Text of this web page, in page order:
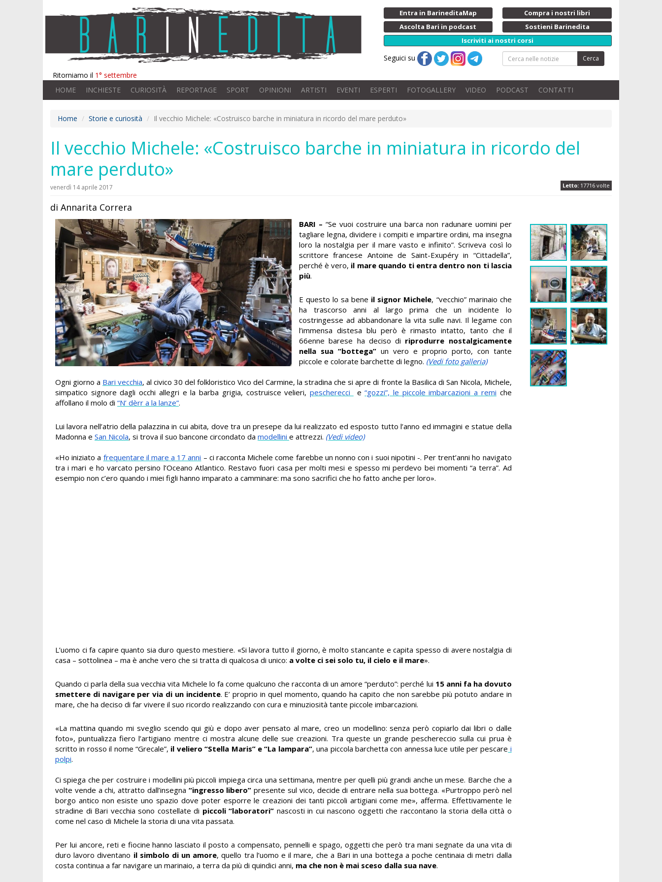
Ritorniamo il 1° settembre
Entra in BarineditaMap
Compra i nostri libri
Ascolta Bari in podcast
Sostieni Barinedita
Iscriviti ai nostri corsi
Seguici su Cerca
HOME INCHIESTE CURIOSITÀ REPORTAGE SPORT OPINIONI ARTISTI EVENTI ESPERTI FOTOGALLERY VIDEO PODCAST CONTATTI
Home Storie e curiosità Il vecchio Michele: «Costruisco barche in miniatura in ricordo del mare perduto»
Il vecchio Michele: «Costruisco barche in miniatura in ricordo del
mare perduto»
Letto: 17716 volte
venerdì 14 aprile 2017
di Annarita Correra
BARI – “Se vuoi costruire una barca non radunare uomini per
tagliare legna, dividere i compiti e impartire ordini, ma insegna
loro la nostalgia per il mare vasto e infinito”. Scriveva così lo
scrittore francese Antoine de Saint-Exupéry in “Cittadella”,
perché è vero, il mare quando ti entra dentro non ti lascia
più.
E questo lo sa bene il signor Michele, “vecchio” marinaio che
ha trascorso anni al largo prima che un incidente lo
costringesse ad abbandonare la vita sulle navi. Il legame con
l’immensa distesa blu però è rimasto intatto, tanto che il
66enne barese ha deciso di riprodurre nostalgicamente
nella sua “bottega” un vero e proprio porto, con tante
piccole e colorate barchette di legno. (Vedi foto galleria)
Ogni giorno a Bari vecchia, al civico 30 del folkloristico Vico del Carmine, la stradina che si apre di fronte la Basilica di San Nicola, Michele,
simpatico signore dagli occhi allegri e la barba grigia, costruisce velieri,pescherecci e“gozzi”, le piccole imbarcazioni a remi che
affollano il molo di “N’ dèrr a la lanze”.
Lui lavora nell’atrio della palazzina in cui abita, dove tra un presepe da lui realizzato ed esposto tutto l’anno ed immagini e statue della
Madonna e San Nicola, si trova il suo bancone circondato da modellini e attrezzi. (Vedi video)
«Ho iniziato a frequentare il mare a 17 anni – ci racconta Michele come farebbe un nonno con i suoi nipotini -. Per trent’anni ho navigato
tra i mari e ho varcato persino l’Oceano Atlantico. Restavo fuori casa per molti mesi e spesso mi perdevo bei momenti “a terra”. Ad
esempio non c’ero quando i miei figli hanno imparato a camminare: ma sono sacrifici che ho fatto anche per loro».
L’uomo ci fa capire quanto sia duro questo mestiere. «Si lavora tutto il giorno, è molto stancante e capita spesso di avere nostalgia di
casa – sottolinea – ma è anche vero che si tratta di qualcosa di unico: a volte ci sei solo tu, il cielo e il mare».
Quando ci parla della sua vecchia vita Michele lo fa come qualcuno che racconta di un amore “perduto”: perché lui 15 anni fa ha dovuto
smettere di navigare per via di un incidente. E’ proprio in quel momento, quando ha capito che non sarebbe più potuto andare in
mare, che ha deciso di far vivere il suo ricordo realizzando con cura e minuziosità tante piccole imbarcazioni.
«La mattina quando mi sveglio scendo qui giù e dopo aver pensato al mare, creo un modellino: senza però copiarlo dai libri o dalle
foto», puntualizza fiero l’artigiano mentre ci mostra alcune delle sue creazioni. Tra queste un grande peschereccio sulla cui prua è
scritto in rosso il nome “Grecale”, il veliero “Stella Maris” e “La lampara”, una piccola barchetta con annessa luce utile per pescare i
polpi.
Ci spiega che per costruire i modellini più piccoli impiega circa una settimana, mentre per quelli più grandi anche un mese. Barche che a
volte vende a chi, attratto dall’insegna “ingresso libero” presente sul vico, decide di entrare nella sua bottega. «Purtroppo però nel
borgo antico non esiste uno spazio dove poter esporre le creazioni dei tanti piccoli artigiani come me», afferma. Effettivamente le
stradine di Bari vecchia sono costellate di piccoli “laboratori” nascosti in cui nascono oggetti che raccontano la storia della città o
come nel caso di Michele la storia di una vita passata.
Per lui ancore, reti e fiocine hanno lasciato il posto a compensato, pennelli e spago, oggetti che però tra mani segnate da una vita di
duro lavoro diventano il simbolo di un amore, quello tra l’uomo e il mare, che a Bari in una bottega a poche centinaia di metri dalla
costa continua a far navigare un marinaio, a terra da più di quindici anni, ma che non è mai sceso dalla sua nave.